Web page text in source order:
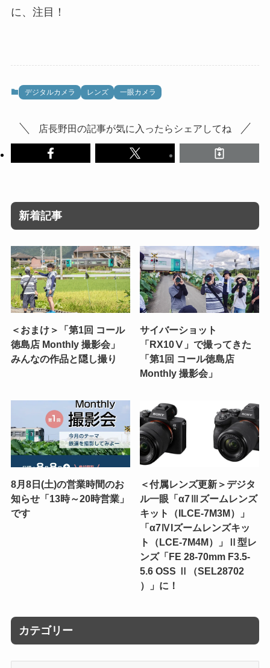
に、注目！
デジタルカメラ レンズ 一眼カメラ
店長野田の記事が気に入ったらシェアしてね
新着記事
＜おまけ＞「第1回 コール
徳島店 Monthly 撮影会」
みんなの作品と隠し撮り
サイバーショット
「RX10Ⅴ」で撮ってきた
「第1回 コール徳島店
Monthly 撮影会」
8月8日(土)の営業時間のお
知らせ「13時～20時営業」
です
＜付属レンズ更新＞デジタ
ル一眼「α7Ⅲズームレンズ
キット（ILCE-7M3M）」
「α7ⅣIズームレンズキッ
ト（LCE-7M4M）」Ⅱ型レ
ンズ「FE 28-70mm F3.5-
5.6 OSS Ⅱ（SEL28702
）」に！
カテゴリー